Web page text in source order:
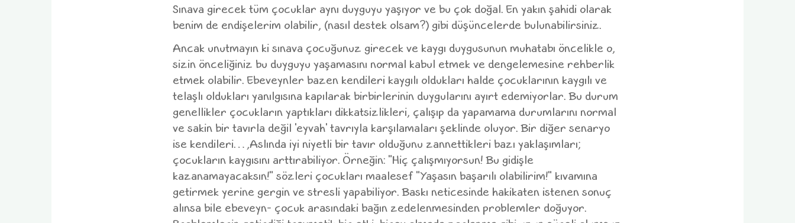
Sınava girecek tüm çocuklar aynı duyguyu yaşıyor ve bu çok doğal. En yakın şahidi olarak
benim de endişelerim olabilir, (nasıl destek olsam?) gibi düşüncelerde bulunabilirsiniz.
Ancak unutmayın ki sınava çocuğunuz girecek ve kaygı duygusunun muhatabı öncelikle o,
sizin önceliğiniz bu duyguyu yaşamasını normal kabul etmek ve dengelemesine rehberlik
etmek olabilir. Ebeveynler bazen kendileri kaygılı oldukları halde çocuklarının kaygılı ve
telaşlı oldukları yanılgısına kapılarak birbirlerinin duygularını ayırt edemiyorlar. Bu durum
genellikler çocukların yaptıkları dikkatsizlikleri, çalışıp da yapamama durumlarını normal
ve sakin bir tavırla değil 'eyvah' tavrıyla karşılamaları şeklinde oluyor. Bir diğer senaryo
ise kendileri…,Aslında iyi niyetli bir tavır olduğunu zannettikleri bazı yaklaşımları;
çocukların kaygısını arttırabiliyor. Örneğin: "Hiç çalışmıyorsun! Bu gidişle
kazanamayacaksın!" sözleri çocukları maalesef "Yaşasın başarılı olabilirim!" kıvamına
getirmek yerine gergin ve stresli yapabiliyor. Baskı neticesinde hakikaten istenen sonuç
alınsa bile ebeveyn- çocuk arasındaki bağın zedelenmesinden problemler doğuyor.